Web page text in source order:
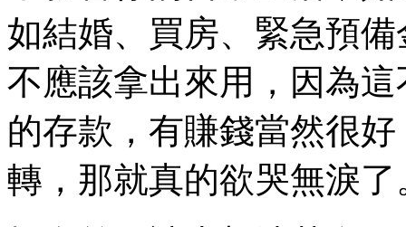
如結婚、買房、緊急預
不應該拿出來用，因為
的存款，有賺錢當然很
轉，那就真的欲哭無淚了